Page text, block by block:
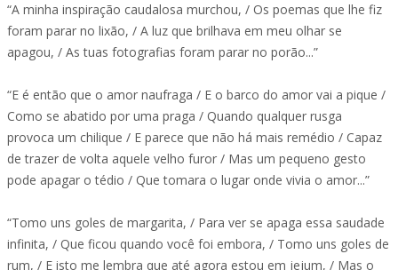
“A minha inspiração caudalosa murchou, / Os poemas que lhe fiz
foram parar no lixão, / A luz que brilhava em meu olhar se
apagou, / As tuas fotografias foram parar no porão...”
“E é então que o amor naufraga / E o barco do amor vai a pique /
Como se abatido por uma praga / Quando qualquer rusga
provoca um chilique / E parece que não há mais remédio / Capaz
de trazer de volta aquele velho furor / Mas um pequeno gesto
pode apagar o tédio / Que tomara o lugar onde vivia o amor...”
“Tomo uns goles de margarita, / Para ver se apaga essa saudade
infinita, / Que ficou quando você foi embora, / Tomo uns goles de
rum, / E isto me lembra que até agora estou em jejum, / Mas o